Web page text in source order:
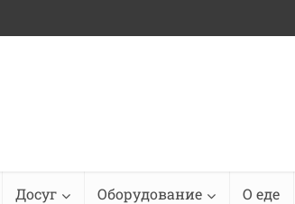
Досуг Оборудование О еде